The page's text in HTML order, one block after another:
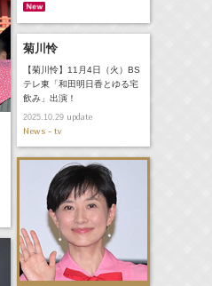
菊川怜
【菊川怜】11月4日（火）BS
テレ東「和田明日香とゆる宅
飲み」出演！
2025.10.29update
News - tv